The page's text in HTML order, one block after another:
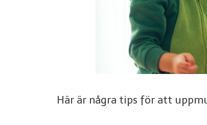
Här är några tips för att